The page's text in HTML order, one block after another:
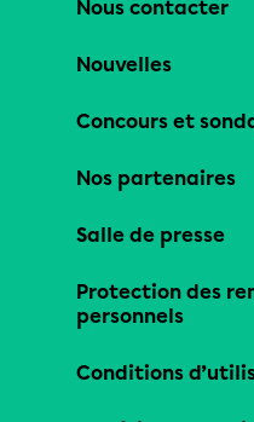
Nous contacter
Nouvelles
Concours et
Nos partenaires
Salle de presse
Protection des
personnels
Conditions